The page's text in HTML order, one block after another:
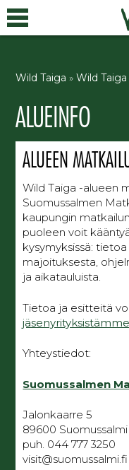
Wild Taiga »Wild
ALUEINFO
ALUEEN
Wild Taiga -alueen
Suomussalmen
kaupungin
puoleen voit
kysymyksissä:
majoituksesta,
ja aikatauluista.
Tietoa ja esitteitä
jäsenyrityksistämme
Yhteystiedot:
Suomussalmen
Jalonkaarre 5
89600 Suomussalmi
puh. 044 777 3250
visit@suomussalmi.fi